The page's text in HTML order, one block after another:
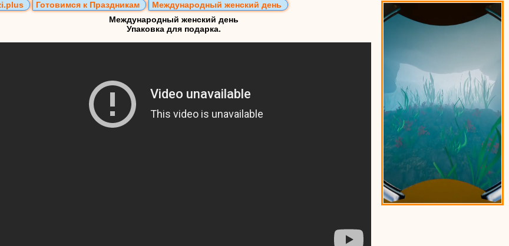
Готовимся к Праздникам
Международный женский день
Международный женский день
Упаковка для подарка.